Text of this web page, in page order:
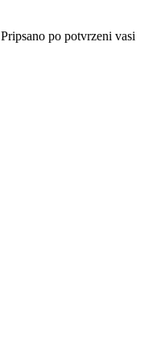
Pripsano po potvrzeni vasi